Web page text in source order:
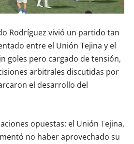
Rodríguez vivió un partido tan
entre el Unión Tejina y el
goles pero cargado de tensión,
arbitrales discutidas por
el desarrollo del
opuestas: el Unión Tejina,
no haber aprovechado su